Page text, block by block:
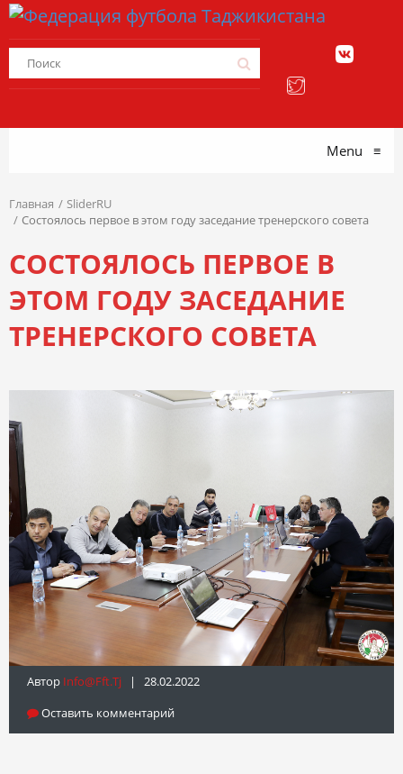
Menu ≡
Главная
SliderRU
Состоялось первое в этом году заседание тренерского совета
СОСТОЯЛОСЬ ПЕРВОЕ В
ЭТОМ ГОДУ ЗАСЕДАНИЕ
ТРЕНЕРСКОГО СОВЕТА
Автор Info@fft.tj | 28.02.2022
Оставить комментарий